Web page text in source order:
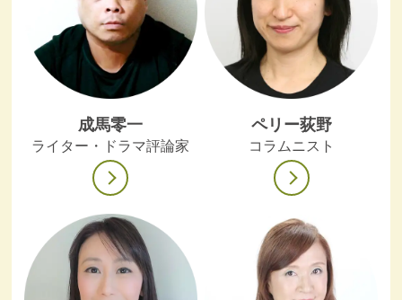
成馬零一
ライター・ドラマ評論家
ペリー荻野
コラムニスト